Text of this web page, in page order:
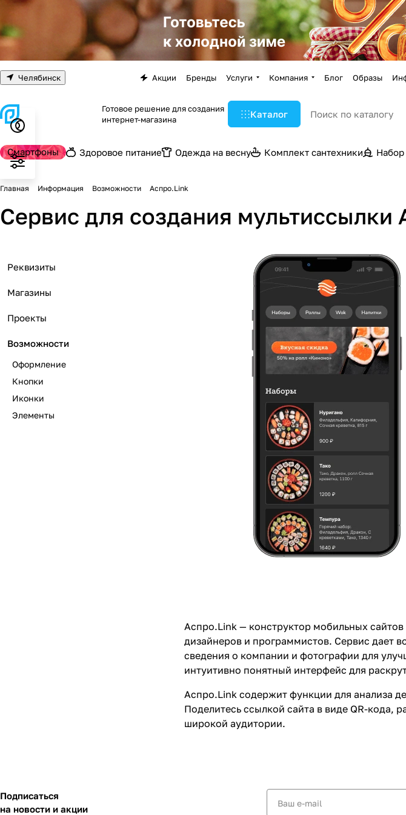
Челябинск Акции Бренды Услуги Компания Блог Образы
Готовое решение для создания
интернет-магазина
Каталог
Смартфоны Здоровое питание Одежда на весну Комплект сантехники
Главная Информация Возможности Аспро.Link
Сервис для создания мультиссылки
Аспро.Link — конструктор мобильных сайтов
дизайнеров и программистов. Сервис дает
сведения о компании и фотографии для
интуитивно понятный интерфейс для
Аспро.Link содержит функции для анализа
Поделитесь ссылкой сайта в виде QR-
широкой аудитории.
Реквизиты
Магазины
Проекты
Возможности
Оформление
Кнопки
Иконки
Элементы
Подписаться
на новости и акции